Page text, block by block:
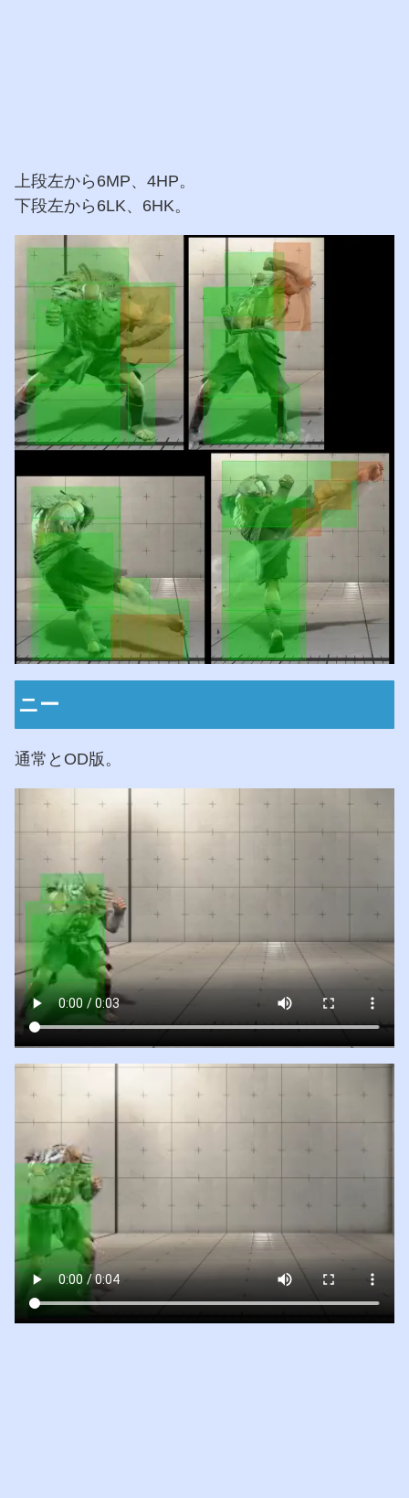
上段左から6MP、4HP。
下段左から6LK、6HK。
ニー
通常とOD版。